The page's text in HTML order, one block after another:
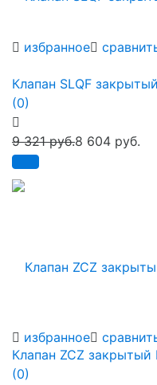
избранное
избранное
Клапан SLQF
(0)
9 321 руб.8 604 руб.
Клапан ZCZ закрытый
(0)